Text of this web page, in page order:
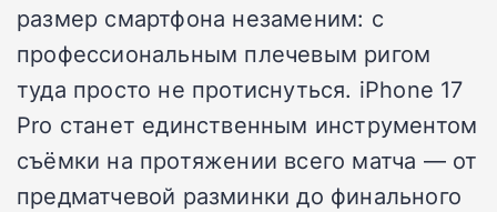
размер смартфона незаменим: с
профессиональным плечевым ригом
туда просто не протиснуться. iPhone 17
Pro станет единственным инструментом
съёмки на протяжении всего матча — от
предматчевой разминки до финального